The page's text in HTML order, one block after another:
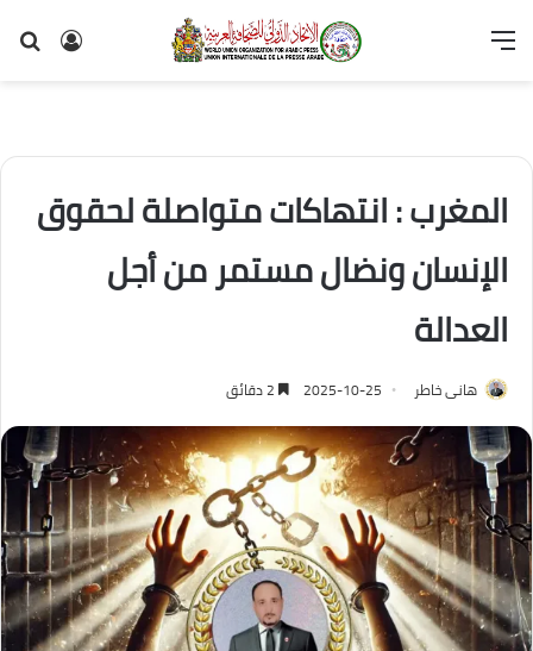
تسجيل
القائمة
المغرب : انتهاكات متواصلة لحقوق
الإنسان ونضال مستمر من أجل
العدالة
هانى خاطر 2025-10-25